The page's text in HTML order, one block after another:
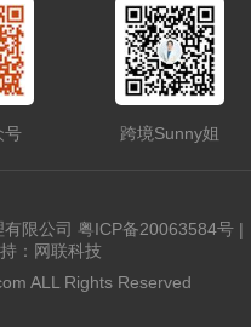
号 跨境Sunny姐
限公司 粤ICP备20063584号|
：网联科技
ALL Rights Reserved